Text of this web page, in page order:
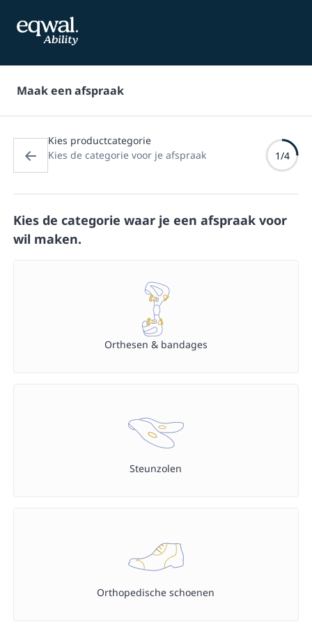
Maak een afspraak
Kies productcategorie
Kies de categorie voor je afspraak
1/4
Kies de categorie waar je een afspraak voor
wil maken.
Orthesen & bandages
Steunzolen
Orthopedische schoenen